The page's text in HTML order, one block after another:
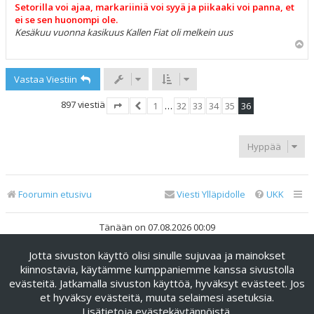
Setorilla voi ajaa, markariiniä voi syyä ja piikaaki voi panna, et
ei se sen huonompi ole.
Kesäkuu vuonna kasikuus Kallen Fiat oli melkein uus
Vastaa Viestiin
897 viestiä
1 … 32 33 34 35 36
Hyppää
Foorumin etusivu UKK
Viesti Ylläpidolle
Tänään on 07.08.2026 00:09
Keskustelufoorumin ohjelmistophpBB® Forum Software ©
phpBB Limited
Käännös: phpBB Suomi (lurttinen, harritapio, Pettis)
phpBB Metro Theme byPixelGoose Studio
Jotta sivuston käyttö olisi sinulle sujuvaa ja mainokset
kiinnostavia, käytämme kumppaniemme kanssa sivustolla
evästeitä. Jatkamalla sivuston käyttöä, hyväksyt evästeet. Jos
et hyväksy evästeitä, muuta selaimesi asetuksia.
Lisätietoja evästekäytännöistä